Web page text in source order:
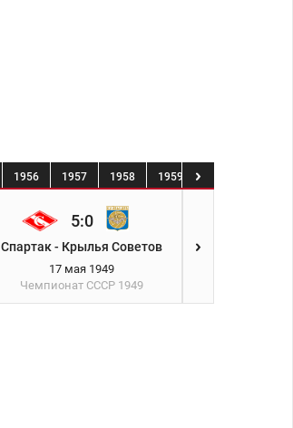
1956 1957 1958 1959
5:0
Спартак - Крылья Советов
17 мая 1949
Чемпионат СССР 1949